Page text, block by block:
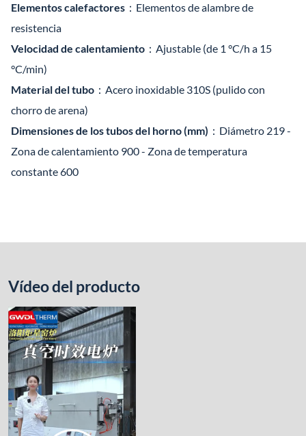
Elementos calefactores ：Elementos de alambre de
resistencia
Velocidad de calentamiento ：Ajustable (de 1 °C/h a 15
°C/min)
Material del tubo ：Acero inoxidable 310S (pulido con
chorro de arena)
Dimensiones de los tubos del horno (mm) ：Diámetro 219 -
Zona de calentamiento 900 - Zona de temperatura
constante 600
Vídeo del producto